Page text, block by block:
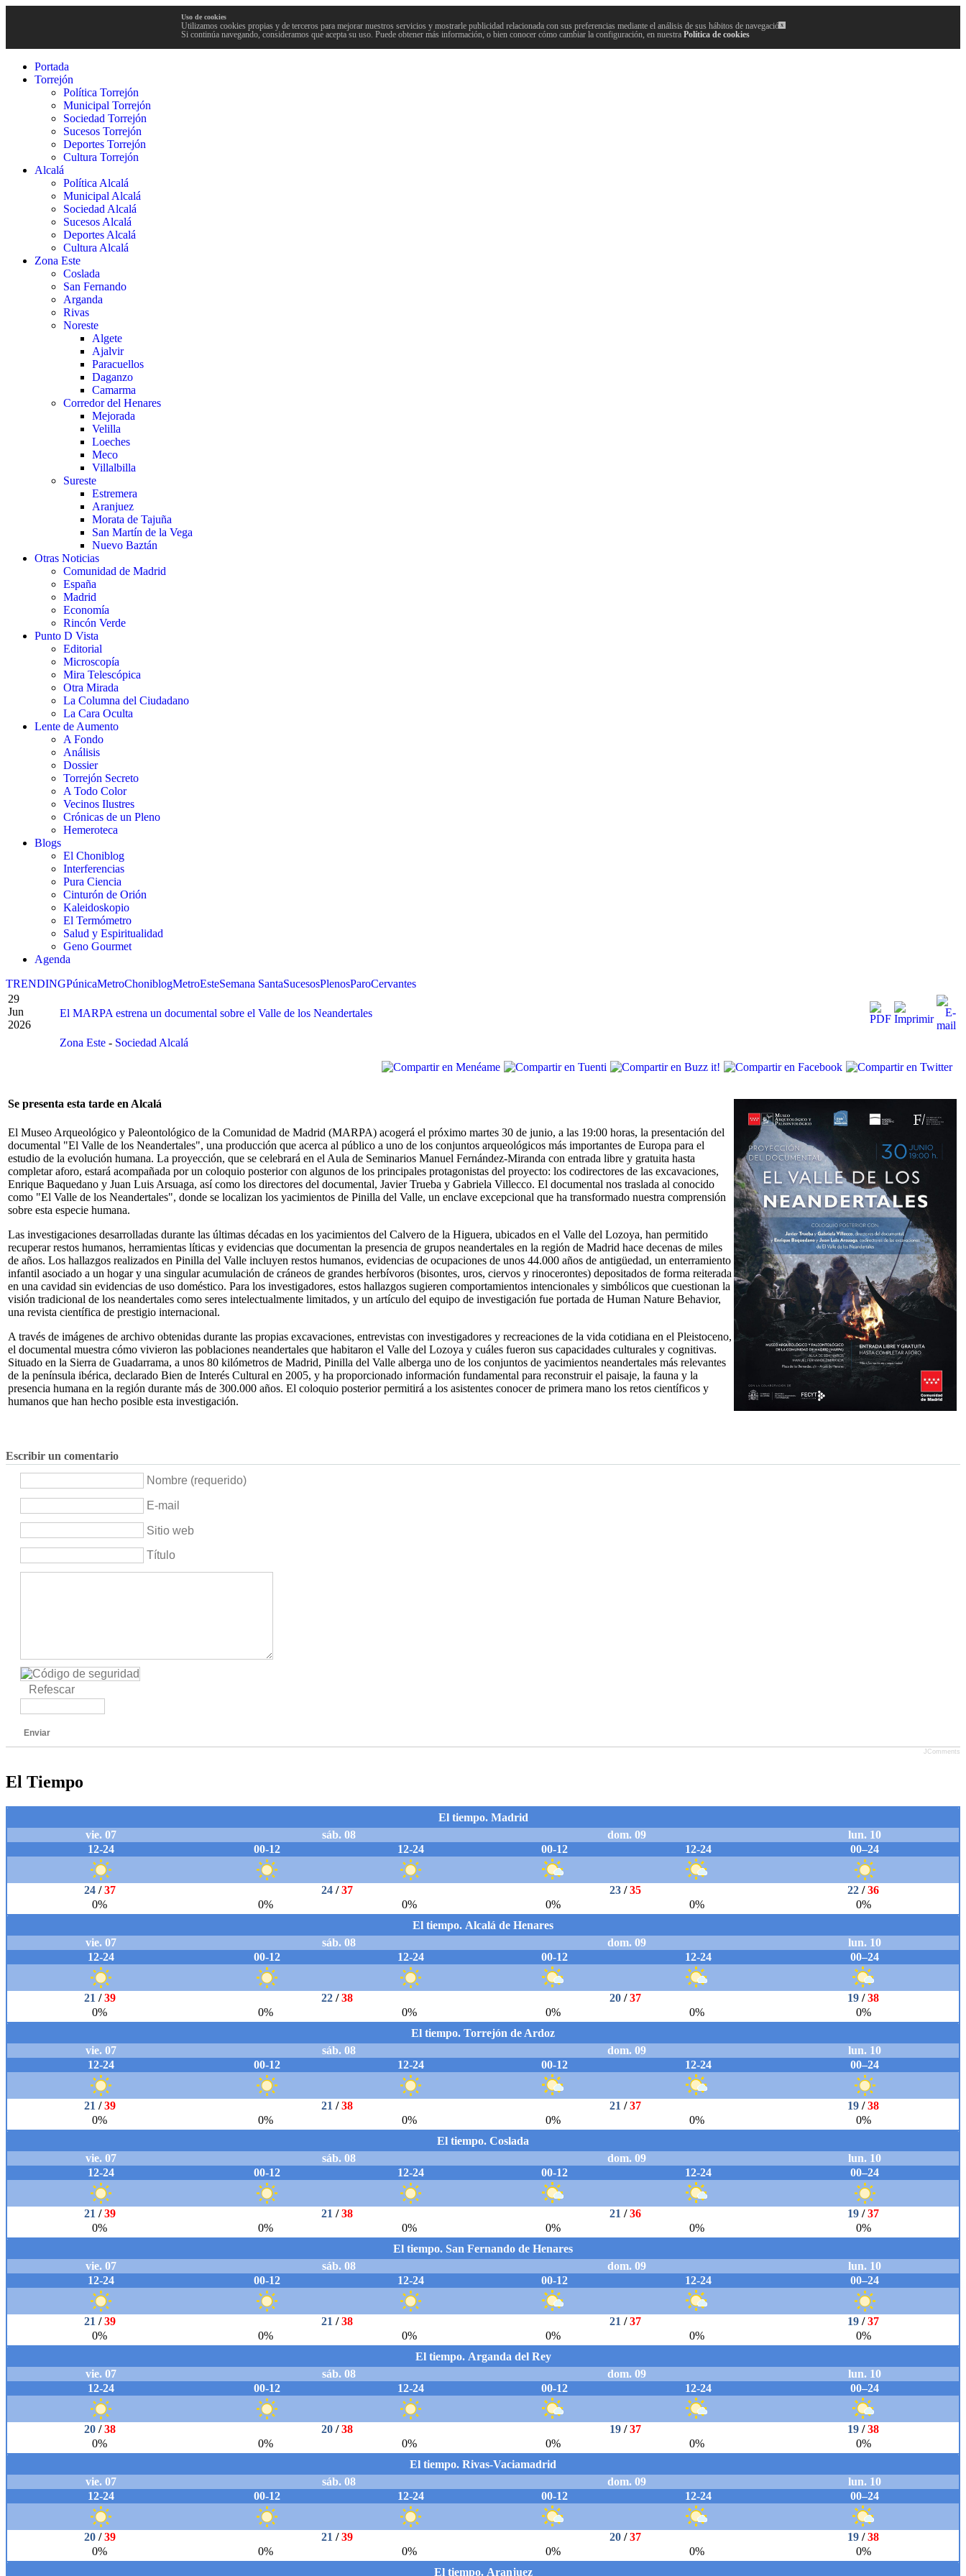
x
Uso de cookies
Utilizamos cookies propias y de terceros para mejorar nuestros servicios y mostrarle publicidad relacionada con sus preferencias mediante el análisis de sus hábitos de navegación.
Si continúa navegando, consideramos que acepta su uso. Puede obtener más información, o bien conocer cómo cambiar la configuración, en nuestra Política de cookies
Portada
Torrejón
Política Torrejón
Municipal Torrejón
Sociedad Torrejón
Sucesos Torrejón
Deportes Torrejón
Cultura Torrejón
Alcalá
Política Alcalá
Municipal Alcalá
Sociedad Alcalá
Sucesos Alcalá
Deportes Alcalá
Cultura Alcalá
Zona Este
Coslada
San Fernando
Arganda
Rivas
Noreste
Algete
Ajalvir
Paracuellos
Daganzo
Camarma
Corredor del Henares
Mejorada
Velilla
Loeches
Meco
Villalbilla
Sureste
Estremera
Aranjuez
Morata de Tajuña
San Martín de la Vega
Nuevo Baztán
Otras Noticias
Comunidad de Madrid
España
Madrid
Economía
Rincón Verde
Punto D Vista
Editorial
Microscopía
Mira Telescópica
Otra Mirada
La Columna del Ciudadano
La Cara Oculta
Lente de Aumento
A Fondo
Análisis
Dossier
Torrejón Secreto
A Todo Color
Vecinos Ilustres
Crónicas de un Pleno
Hemeroteca
Blogs
El Choniblog
Interferencias
Pura Ciencia
Cinturón de Orión
Kaleidoskopio
El Termómetro
Salud y Espiritualidad
Geno Gourmet
Agenda
TRENDINGPúnicaMetroChoniblogMetroEsteSemana SantaSucesosPlenosParoCervantes
29
Jun
2026
El MARPA estrena un documental sobre el Valle de los Neandertales
Zona Este - Sociedad Alcalá
Se presenta esta tarde en Alcalá
El Museo Arqueológico y Paleontológico de la Comunidad de Madrid (MARPA) acogerá el próximo martes 30 de junio, a las 19:00 horas, la presentación del
documental "El Valle de los Neandertales", una producción que acerca al público a uno de los conjuntos arqueológicos más importantes de Europa para el
estudio de la evolución humana. La proyección, que se celebrará en el Aula de Seminarios Manuel Fernández-Miranda con entrada libre y gratuita hasta
completar aforo, estará acompañada por un coloquio posterior con algunos de los principales protagonistas del proyecto: los codirectores de las excavaciones,
Enrique Baquedano y Juan Luis Arsuaga, así como los directores del documental, Javier Trueba y Gabriela Villecco. El documental nos traslada al conocido
como "El Valle de los Neandertales", donde se localizan los yacimientos de Pinilla del Valle, un enclave excepcional que ha transformado nuestra comprensión
sobre esta especie humana.
Las investigaciones desarrolladas durante las últimas décadas en los yacimientos del Calvero de la Higuera, ubicados en el Valle del Lozoya, han permitido
recuperar restos humanos, herramientas líticas y evidencias que documentan la presencia de grupos neandertales en la región de Madrid hace decenas de miles
de años. Los hallazgos realizados en Pinilla del Valle incluyen restos humanos, evidencias de ocupaciones de unos 44.000 años de antigüedad, un enterramiento
infantil asociado a un hogar y una singular acumulación de cráneos de grandes herbívoros (bisontes, uros, ciervos y rinocerontes) depositados de forma reiterada
en una cavidad sin evidencias de uso doméstico. Para los investigadores, estos hallazgos sugieren comportamientos intencionales y simbólicos que cuestionan la
visión tradicional de los neandertales como seres intelectualmente limitados, y un artículo del equipo de investigación fue portada de Human Nature Behavior,
una revista científica de prestigio internacional.
A través de imágenes de archivo obtenidas durante las propias excavaciones, entrevistas con investigadores y recreaciones de la vida cotidiana en el Pleistoceno,
el documental muestra cómo vivieron las poblaciones neandertales que habitaron el Valle del Lozoya y cuáles fueron sus capacidades culturales y cognitivas.
Situado en la Sierra de Guadarrama, a unos 80 kilómetros de Madrid, Pinilla del Valle alberga uno de los conjuntos de yacimientos neandertales más relevantes
de la península ibérica, declarado Bien de Interés Cultural en 2005, y ha proporcionado información fundamental para reconstruir el paisaje, la fauna y la
presencia humana en la región durante más de 300.000 años. El coloquio posterior permitirá a los asistentes conocer de primera mano los retos científicos y
humanos que han hecho posible esta investigación.
Escribir un comentario
Nombre (requerido)
E-mail
Sitio web
Título
Refescar
Enviar
JComments
El Tiempo